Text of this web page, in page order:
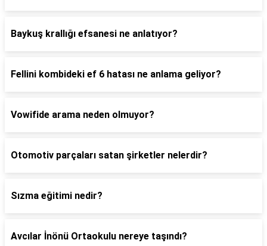
Baykuş krallığı efsanesi ne anlatıyor?
Fellini kombideki ef 6 hatası ne anlama geliyor?
Vowifide arama neden olmuyor?
Otomotiv parçaları satan şirketler nelerdir?
Sızma eğitimi nedir?
Avcılar İnönü Ortaokulu nereye taşındı?